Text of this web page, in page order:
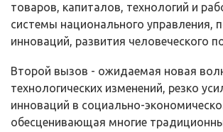
товаров, капиталов, технологий и
системы национального управления,
инноваций, развития человеческого
Второй вызов - ожидаемая новая
технологических изменений, резко
инноваций в социально-
обесцени­вающая многие